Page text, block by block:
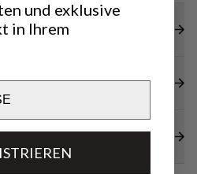
und exklusive
in Ihrem